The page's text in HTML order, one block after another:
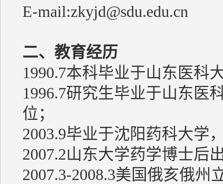
E-mail:zkyjd@sdu.edu.cn
二、教育经历
1990.7本科毕业于山东医科
1996.7研究生毕业于山东医
位；
2003.9毕业于沈阳药科大学
2007.2山东大学药学博士后
2007.3-2008.3美国俄亥俄